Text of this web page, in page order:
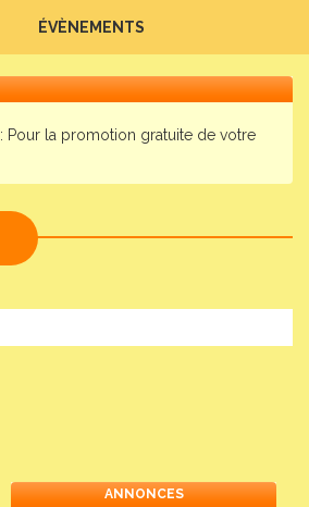
ÉVÈNEMENTS
: Pour la promotion gratuite de votre
ANNONCES